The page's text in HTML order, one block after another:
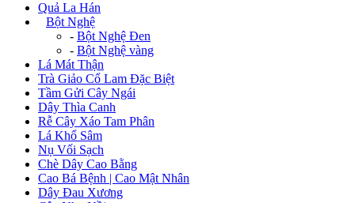
Quả La Hán
Bột Nghệ
- Bột Nghệ Đen
- Bột Nghệ vàng
Lá Mát Thận
Trà Giảo Cổ Lam Đặc Biệt
Tầm Gửi Cây Ngái
Dây Thìa Canh
Rễ Cây Xáo Tam Phân
Lá Khổ Sâm
Nụ Vối Sạch
Chè Dây Cao Bằng
Cao Bá Bệnh | Cao Mật Nhân
Dây Đau Xương